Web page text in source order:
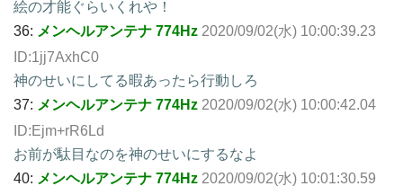
絵の才能ぐらいくれや！
36: メンヘルアンテナ 774Hz 2020/09/02(水) 10:00:39.23
ID:1jj7AxhC0
神のせいにしてる暇あったら行動しろ
37: メンヘルアンテナ 774Hz 2020/09/02(水) 10:00:42.04
ID:Ejm+rR6Ld
お前が駄目なのを神のせいにするなよ
40: メンヘルアンテナ 774Hz 2020/09/02(水) 10:01:30.59